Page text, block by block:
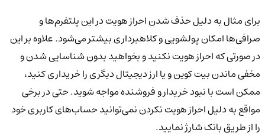
برای مثال به دلیل حذف شدن احراز هویت در این پلتفرم‌ها و
صرافی‌ها امکان پولشویی و کلاهبرداری بیشتر می‌شود. علاوه بر این
در صورتی که احراز هویت نکنید و بخواهید بدون شناسایی شدن و
مخفی ماندن بیت کوین و یا ارز دیجیتال دیگری را خریداری کنید،
ممکن است با نبود خریدار و فروشنده مواجه شوید. حتی در برخی
مواقع به دلیل احراز هویت نکردن نمی‌توانید حساب‌های کاربری خود
را از طریق بانک شارژ نمایید.